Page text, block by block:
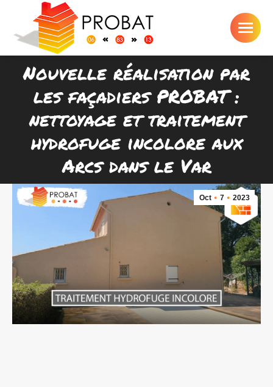
Nouvelle réalisation par
les façadiers PROBAT :
nettoyage et traitement
hydrofuge incolore aux
Arcs dans le Var
Vous êtes ici :
Oct 7 2023